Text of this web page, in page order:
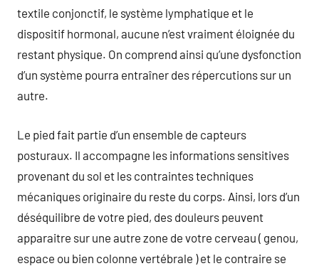
textile conjonctif, le système lymphatique et le
dispositif hormonal, aucune n’est vraiment éloignée du
restant physique. On comprend ainsi qu’une dysfonction
d’un système pourra entraîner des répercutions sur un
autre.
Le pied fait partie d’un ensemble de capteurs
posturaux. Il accompagne les informations sensitives
provenant du sol et les contraintes techniques
mécaniques originaire du reste du corps. Ainsi, lors d’un
déséquilibre de votre pied, des douleurs peuvent
apparaitre sur une autre zone de votre cerveau ( genou,
espace ou bien colonne vertébrale ) et le contraire se